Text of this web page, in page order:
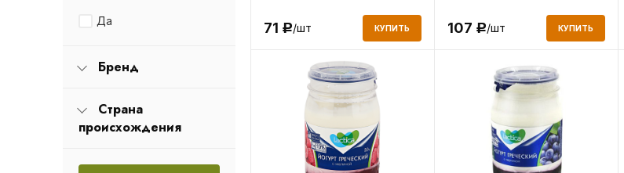
Да
Бренд
Страна
происхождения
71 Р/шт КУПИТЬ 107 Р/шт КУПИТЬ